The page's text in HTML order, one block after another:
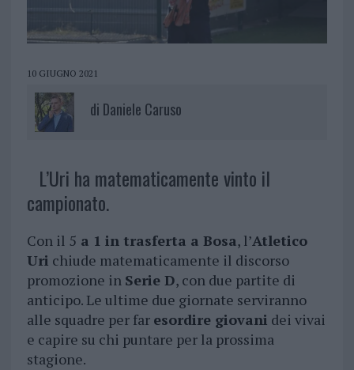
10 GIUGNO 2021
di Daniele Caruso
L’Uri ha matematicamente vinto il
campionato.
Con il 5 a 1 in trasferta a Bosa, l’Atletico
Uri chiude matematicamente il discorso
promozione in Serie D, con due partite di
anticipo. Le ultime due giornate serviranno
alle squadre per far esordire giovani dei vivai
e capire su chi puntare per la prossima
stagione.